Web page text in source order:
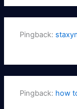
Pingback:
Pingback: how